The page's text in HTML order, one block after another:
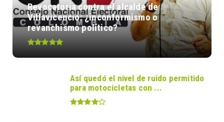
Revocatoria contra el alcalde de
Villavicencio: ¿inconformismo o
revanchismo político?
Así quedó el nivel de ruido permitido
para motocicletas con ...